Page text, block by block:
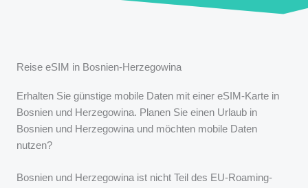
Reise eSIM in Bosnien-Herzegowina
Erhalten Sie günstige mobile Daten mit einer eSIM-Karte in
Bosnien und Herzegowina. Planen Sie einen Urlaub in
Bosnien und Herzegowina und möchten mobile Daten
nutzen?
Bosnien und Herzegowina ist nicht Teil des EU-Roaming-